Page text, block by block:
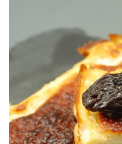
La versión vegana del
falta los